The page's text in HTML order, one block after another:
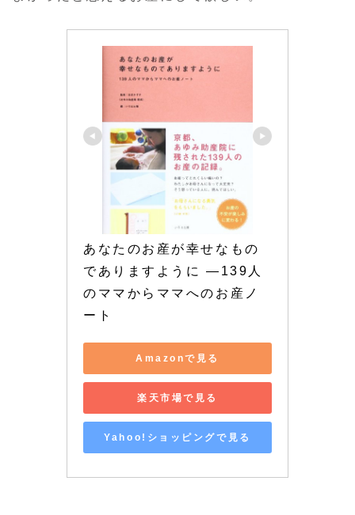
あなたのお産が幸せなもの
でありますように —139人
のママからママへのお産ノ
ート
Amazonで見る
楽天市場で見る
Yahoo!ショッピングで見る